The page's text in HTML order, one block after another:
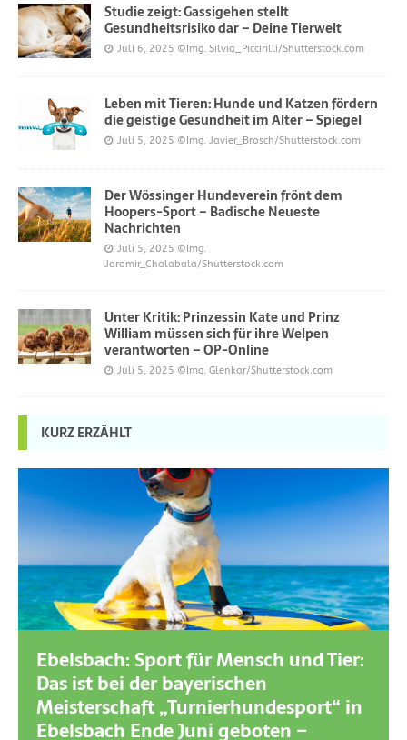
Studie zeigt: Gassigehen stellt
Gesundheitsrisiko dar – Deine Tierwelt
Juli 6, 2025 ©Img. Silvia_Piccirilli/Shutterstock.com
Leben mit Tieren: Hunde und Katzen fördern
die geistige Gesundheit im Alter – Spiegel
Juli 5, 2025 ©Img. Javier_Brosch/Shutterstock.com
Der Wössinger Hundeverein frönt dem
Hoopers-Sport – Badische Neueste
Nachrichten
Juli 5, 2025 ©Img.
Jaromir_Chalabala/Shutterstock.com
Unter Kritik: Prinzessin Kate und Prinz
William müssen sich für ihre Welpen
verantworten – OP-Online
Juli 5, 2025 ©Img. Glenkar/Shutterstock.com
KURZ ERZÄHLT
Ebelsbach: Sport für Mensch und Tier:
Das ist bei der bayerischen
Meisterschaft „Turnierhundesport“ in
Ebelsbach Ende Juni geboten –